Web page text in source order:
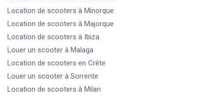
Location de scooters à Minorque
Location de scooters à Majorque
Location de scooters à Ibiza
Louer un scooter à Malaga
Location de scooters en Crête
Louer un scooter à Sorrente
Location de scooters à Milan